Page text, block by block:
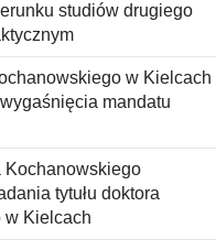
studiów drugiego
w Kielcach
mandatu
Kochanowskiego
tytułu doktora
w Kielcach